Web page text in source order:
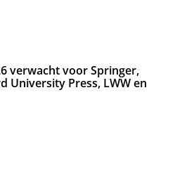
verwacht voor Springer,
University Press, LWW en